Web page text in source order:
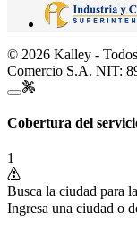
© 2026 Kalley -
Comercio S.A. NIT:
Cobertura del
1
Busca la ciudad para
Ingresa una ciudad o